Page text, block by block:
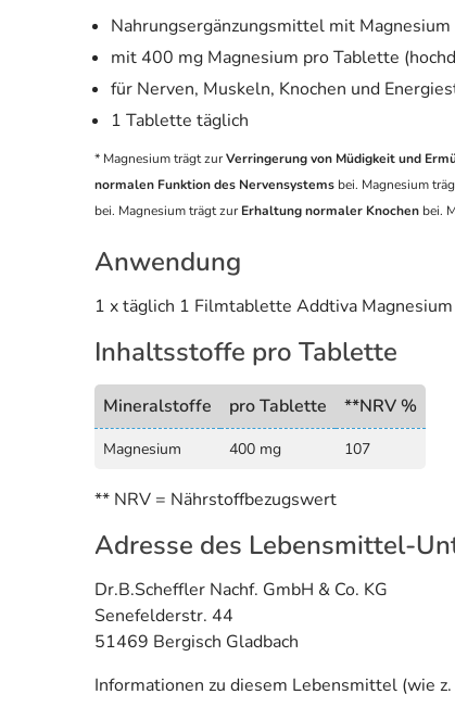
Nahrungsergänzungsmittel mit Magnesium
mit 400 mg Magnesium pro Tablette
für Nerven, Muskeln, Knochen und
1 Tablette täglich
* Magnesium trägt zurVerringerung von Müdigkeit und
normalen Funktion des Nervensystems bei. Magnesium
bei. Magnesium trägt zur Erhaltung normaler Knochen bei.
Anwendung
1 x täglich 1 Filmtablette Addtiva
Inhaltsstoffe pro Tablette
Mineralstoffe pro Tablette **NRV %
Magnesium 400 mg 107
** NRV = Nährstoffbezugswert
Adresse des Lebensmittel-
Dr.B.Scheffler Nachf. GmbH & Co. KG
Senefelderstr. 44
51469 Bergisch Gladbach
Informationen zu diesem Lebensmittel (wie